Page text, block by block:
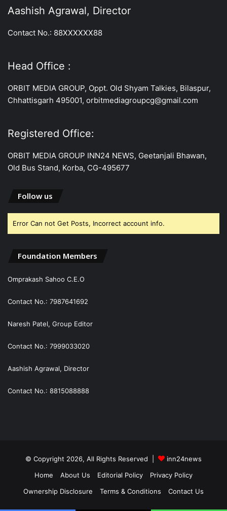
Aashish Agrawal, Director
Contact No.: 88XXXXXX88
Head Office :
ORBIT MEDIA GROUP, Oppt. Old Shyam Talkies, Bilaspur,
Chhattisgarh 495001, orbitmediagroupcg@gmail.com
Registered Office:
ORBIT MEDIA GROUP INN24 NEWS, Geetanjali Bhawan,
Old Bus Stand, Korba, CG-495677
Follow us
Error Can not Get Posts, Incorrect account info.
Foundation Members
Omprakash Sahoo C.E.O
Contact No.: 7987641692
Naresh Patel, Group Editor
Contact No.: 7999033020
Aashish Agrawal, Director
Contact No.: 8815088888
© Copyright 2026, All Rights Reserved |
inn24news
Home
About Us Editorial Policy
Privacy Policy
Ownership Disclosure
Terms & Conditions Contact Us